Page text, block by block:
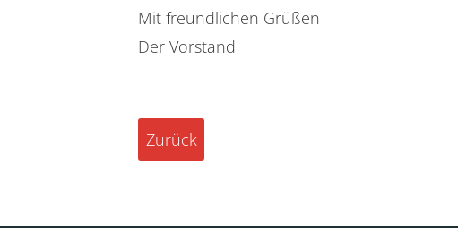
Mit freundlichen Grüßen
Der Vorstand
Zurück